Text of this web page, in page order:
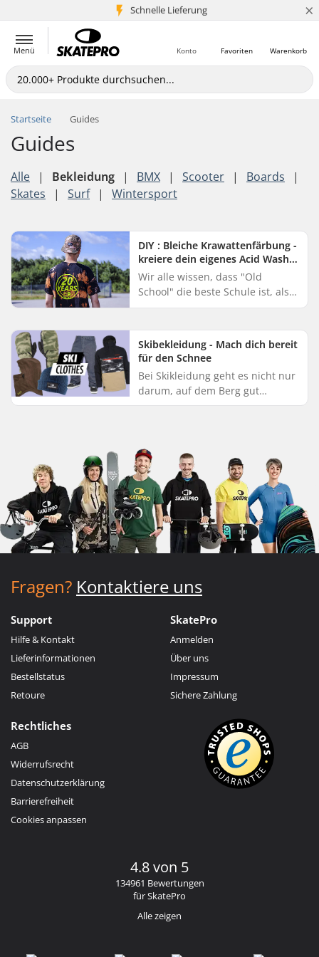
Schnelle Lieferung
5+ Mio. Kunden ×
Menü Warenkorb
Favoriten
Konto
Startseite Guides
Guides
Alle | Bekleidung | BMX | Scooter | Boards
|
Skates
| Surf | Wintersport
DIY : Bleiche Krawattenfärbung -
kreiere dein eigenes Acid Wash
Shirt
Wir alle wissen, dass "Old
School" die beste Schule ist, also
wer kann schon den guten, alten
Nachric...
Skibekleidung - Mach dich bereit
für den Schnee
Bei Skikleidung geht es nicht nur
darum, auf dem Berg gut
auszusehen - sie ist deine erste
Fragen? Kontaktiere uns
Support
Hilfe & Kontakt
Lieferinformationen
Bestellstatus
Retoure
SkatePro
Anmelden
Über uns
Impressum
Sichere Zahlung
Rechtliches
AGB
Widerrufsrecht
Datenschutzerklärung
Barrierefreiheit
Cookies anpassen
4.8 von 5
134961 Bewertungen
für SkatePro
Alle zeigen